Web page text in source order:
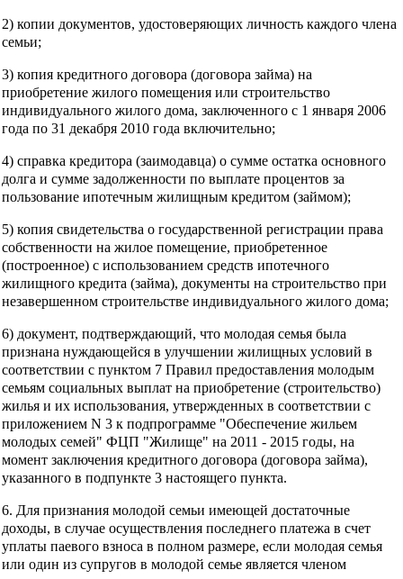
2) копии документов, удостоверяющих личность каждого члена
семьи;
3) копия кредитного договора (договора займа) на
приобретение жилого помещения или строительство
индивидуального жилого дома, заключенного с 1 января 2006
года по 31 декабря 2010 года включительно;
4) справка кредитора (заимодавца) о сумме остатка основного
долга и сумме задолженности по выплате процентов за
пользование ипотечным жилищным кредитом (займом);
5) копия свидетельства о государственной регистрации права
собственности на жилое помещение, приобретенное
(построенное) с использованием средств ипотечного
жилищного кредита (займа), документы на строительство при
незавершенном строительстве индивидуального жилого дома;
6) документ, подтверждающий, что молодая семья была
признана нуждающейся в улучшении жилищных условий в
соответствии с пунктом 7 Правил предоставления молодым
семьям социальных выплат на приобретение (строительство)
жилья и их использования, утвержденных в соответствии с
приложением N 3 к подпрограмме "Обеспечение жильем
молодых семей" ФЦП "Жилище" на 2011 - 2015 годы, на
момент заключения кредитного договора (договора займа),
указанного в подпункте 3 настоящего пункта.
6. Для признания молодой семьи имеющей достаточные
доходы, в случае осуществления последнего платежа в счет
уплаты паевого взноса в полном размере, если молодая семья
или один из супругов в молодой семье является членом